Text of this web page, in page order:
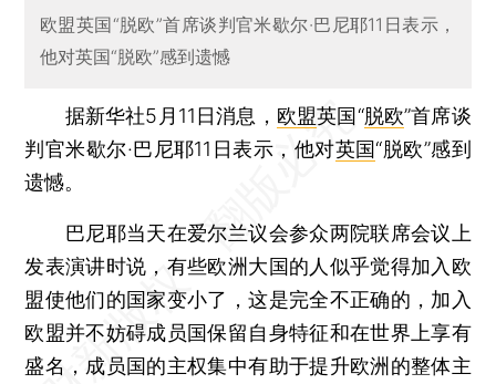
欧盟英国“脱欧”首席谈判官米歇尔·巴尼耶11日表示，
他对英国“脱欧”感到遗憾
据新华社5月11日消息， 欧盟英国“脱欧”首席谈
判官米歇尔·巴尼耶11日表示，他对英国“脱欧”感到
遗憾。
巴尼耶当天在爱尔兰议会参众两院联席会议上
发表演讲时说，有些欧洲大国的人似乎觉得加入欧
盟使他们的国家变小了，这是完全不正确的，加入
欧盟并不妨碍成员国保留自身特征和在世界上享有
盛名，成员国的主权集中有助于提升欧洲的整体主